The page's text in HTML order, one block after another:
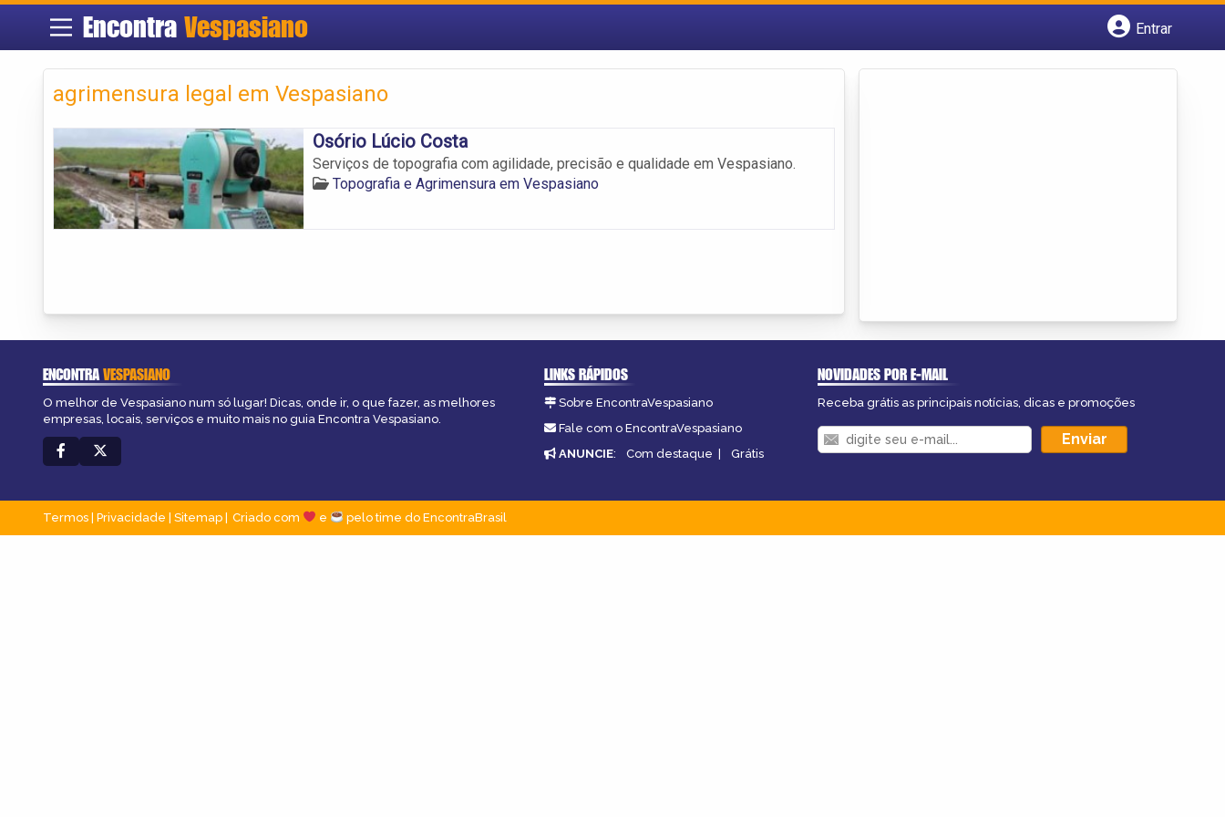
Encontra Vespasiano
Entrar
agrimensura legal em Vespasiano
Osório Lúcio Costa
Serviços de topografia com agilidade, precisão e qualidade em Vespasiano.
Topografia e Agrimensura em Vespasiano
ENCONTRAVESPASIANO
O melhor de Vespasiano num só lugar! Dicas, onde ir, o que fazer, as melhores
empresas, locais, serviços e muito mais no guia Encontra Vespasiano.
LINKS RÁPIDOS
Sobre EncontraVespasiano
Fale com o EncontraVespasiano
ANUNCIE: Com destaque | Grátis
NOVIDADES POR E-MAIL
Receba grátis as principais notícias, dicas e promoções
Termos Privacidade Sitemap Criado com e pelo time do EncontraBrasil